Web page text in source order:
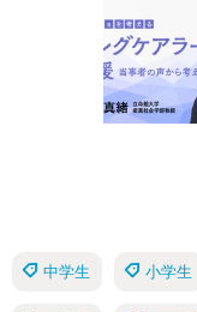
中学生 小学生